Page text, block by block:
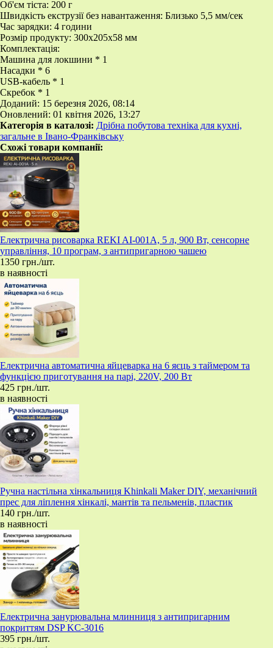
Об'єм тіста: 200 г
Швидкість екструзії без навантаження: Близько 5,5 мм/сек
Час зарядки: 4 години
Розмір продукту: 300x205x58 мм
Комплектація:
Машина для локшини * 1
Насадки * 6
USB-кабель * 1
Скребок * 1
Доданий: 15 березня 2026, 08:14
Оновлений: 01 квітня 2026, 13:27
Категорія в каталозі: Дрібна побутова техніка для кухні,
загальне в Івано-Франківську
Схожі товари компанії:
Електрична рисоварка REKI AI-001A, 5 л, 900 Вт, сенсорне
управління, 10 програм, з антипригарною чашею
1350 грн./шт.
в наявності
Електрична автоматична яйцеварка на 6 яєць з таймером та
функцією приготування на парі, 220V, 200 Вт
425 грн./шт.
в наявності
Ручна настільна хінкальниця Khinkali Maker DIY, механічний
прес для ліплення хінкалі, мантів та пельменів, пластик
140 грн./шт.
в наявності
Електрична занурювальна млинниця з антипригарним
покриттям DSP KC-3016
395 грн./шт.